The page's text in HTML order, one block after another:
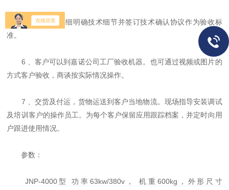
5 、与客户详细明确技术细节并签订技术确认协议作为验收标
准。
6 、客户可以到嘉诺公司工厂验收机器。也可通过视频或图片的
方式客户验收，商谈按实际情况操作。
7 、交货及付运，货物运送到客户当地物流。现场指导安装调试
及培训客户的操作员工。为每个客户保留应用跟踪档案，并定时向用
户跟进使用情况。
参数：
JNP-4000型 功率63kw/380v， 机重600kg，外形尺寸